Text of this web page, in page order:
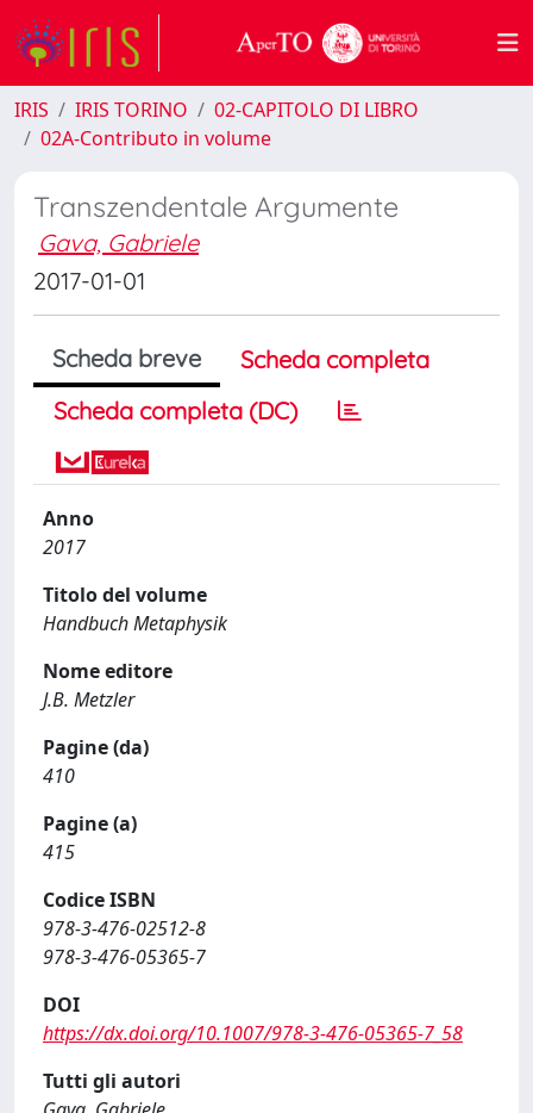
IRIS IRIS TORINO
02-CAPITOLO DI LIBRO
02A-Contributo in volume
Transzendentale Argumente
Gava, Gabriele
2017-01-01
Scheda breve
Scheda completa
Scheda completa (DC)
Anno
2017
Titolo del volume
Handbuch Metaphysik
Nome editore
J.B. Metzler
Pagine (da)
410
Pagine (a)
415
Codice ISBN
978-3-476-02512-8
978-3-476-05365-7
DOI
https://dx.doi.org/10.1007/978-3-476-05365-7_58
Tutti gli autori